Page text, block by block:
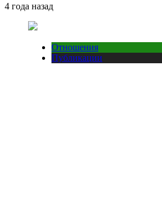
4 года назад
Отношения
Публикации